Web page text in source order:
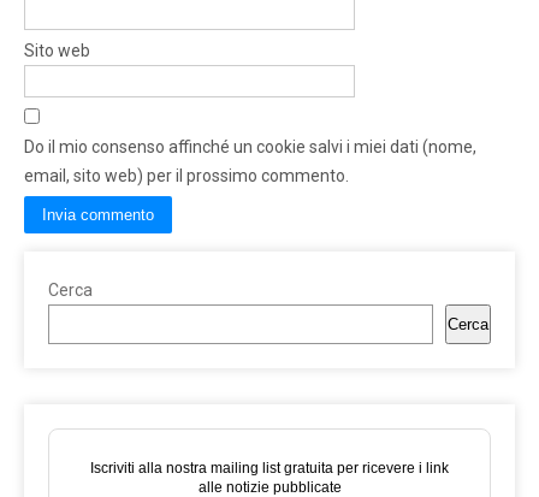
Sito web
Do il mio consenso affinché un cookie salvi i miei dati (nome,
email, sito web) per il prossimo commento.
Cerca
Cerca
Iscriviti alla nostra mailing list gratuita per ricevere i link
alle notizie pubblicate